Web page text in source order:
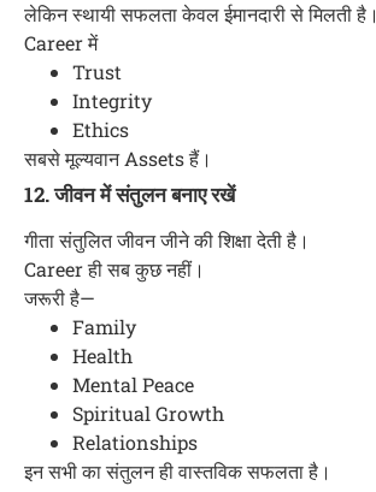
लेकिन स्थायी सफलता केवल ईमानदारी से मिलती है।
Career में
Trust
Integrity
Ethics
सबसे मूल्यवान Assets हैं।
12. जीवन में संतुलन बनाए रखें
गीता संतुलित जीवन जीने की शिक्षा देती है।
Career ही सब कुछ नहीं।
जरूरी है—
Family
Health
Mental Peace
Spiritual Growth
Relationships
इन सभी का संतुलन ही वास्तविक सफलता है।